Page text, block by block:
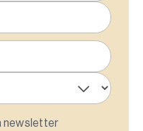
newsletter